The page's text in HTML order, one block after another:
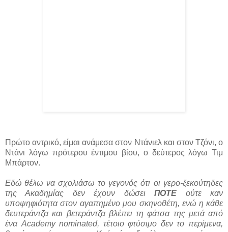
Πρώτο αντρικό, είμαι ανάμεσα στον Ντάνιελ και στον Τζόνι, ο
Ντάνι λόγω πρότερου έντιμου βίου, ο δεύτερος λόγω Τιμ
Μπάρτον.
Εδώ θέλω να σχολιάσω το γεγονός ότι οι γερο-ξεκούτηδες
της Ακαδημίας δεν έχουν δώσειΠΟΤΕ ούτε καν
υποψηφιότητα στον αγαπημένο μου σκηνοθέτη, ενώ η κάθε
δευτεράντζα και βετεράντζα βλέπει τη φάτσα της μετά από
ένα Academy nominated, τέτοιο φτύσιμο δεν το περίμενα,